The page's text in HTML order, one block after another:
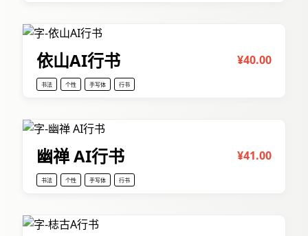
依山AI行书 ¥40.00
书法 个性 手写体 行书
幽禅 AI行书 ¥41.00
书法 个性 手写体 行书